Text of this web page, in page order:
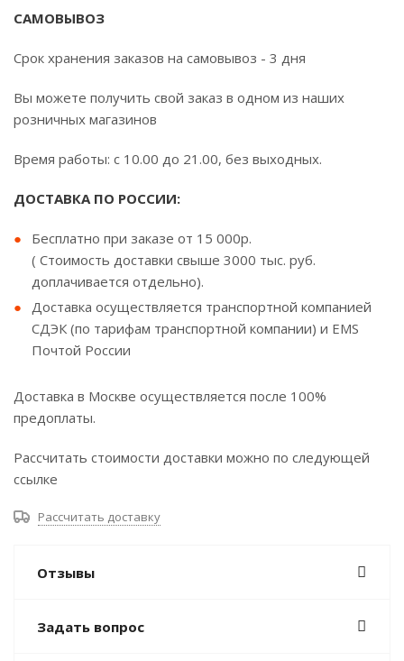
САМОВЫВОЗ
Срок хранения заказов на самовывоз - 3 дня
Вы можете получить свой заказ в одном из наших
розничных магазинов
Время работы: с 10.00 до 21.00, без выходных.
ДОСТАВКА ПО РОССИИ:
Бесплатно при заказе от 15 000р.
( Стоимость доставки свыше 3000 тыс. руб.
доплачивается отдельно).
Доставка осуществляется транспортной компанией
СДЭК (по тарифам транспортной компании) и EMS
Почтой России
Доставка в Москве осуществляется после 100%
предоплаты.
Рассчитать стоимости доставки можно по следующей
ссылке
Рассчитать доставку
Отзывы
Задать вопрос